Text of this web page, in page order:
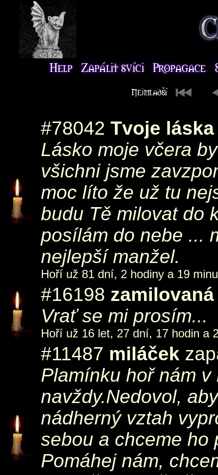
#78042 Tvoje láska
Lásko moje včera
všichni jsme
moc líto že už tu
budu Tě milovat do
posílám do nebe ...
nejlepší manžel.
Hoří už 81 dní, 2 hodiny a 19
#16198 zamilovaná
Vrať se mi prosím...
Hoří už 16 let, 27 dní, 17 hodin a
#11487 miláček
Plamínku hoř nám
navždy.Nedovol,
nádherný vztah
sebou a chceme ho
Pomáhej nám,